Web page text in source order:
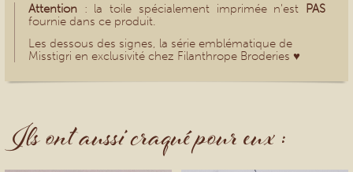
Attention : la toile spécialement imprimée n'est
PAS
fournie dans ce produit.
Les dessous des signes, la série emblématique de
Misstigri en exclusivité chez Filanthrope Broderies ♥
Ils ont aussi craqué pour eux :